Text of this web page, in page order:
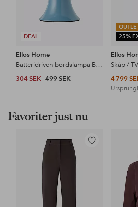
DEAL
Ellos Home
Batteridriven bordslampa Betty
304 SEK 499 SEK
25%
Ellos
Skåp /
4 799
Favoriter just nu
Lägg